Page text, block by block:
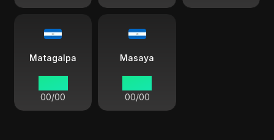
Matagalpa
00/00
Masaya
00/00